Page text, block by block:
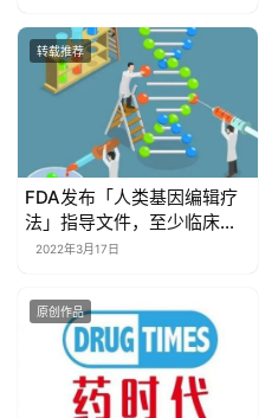
转载推荐
FDA发布「人类基因编辑疗
法」指导文件，至少临床随
访15年！
2022年3月17日
原创作品